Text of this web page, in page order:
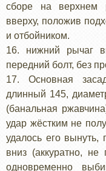
сборе на верхнем
вверху, положив
и отбойником.
16. нижний рычаг
передний болт, без
17. Основная
длинный 145,
(банальная
удар жёстким не
удалось его
вниз (аккуратно, не
одновременно